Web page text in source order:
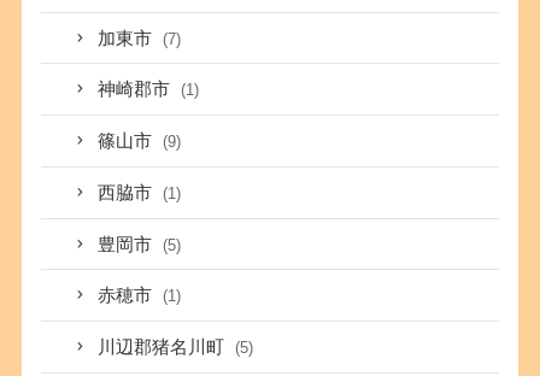
加東市 (7)
神崎郡市 (1)
篠山市 (9)
西脇市 (1)
豊岡市 (5)
赤穂市 (1)
川辺郡猪名川町 (5)